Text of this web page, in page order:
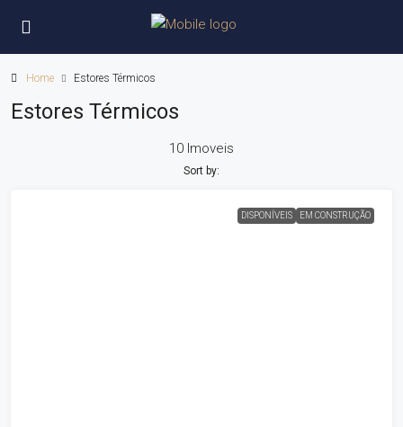
Home Estores Térmicos
Estores Térmicos
10 Imoveis
Sort by:
DISPONÍVEIS EM CONSTRUÇÃO